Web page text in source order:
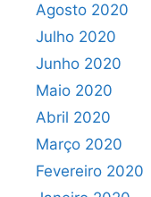
Agosto 2020
Julho 2020
Junho 2020
Maio 2020
Abril 2020
Março 2020
Fevereiro 2020